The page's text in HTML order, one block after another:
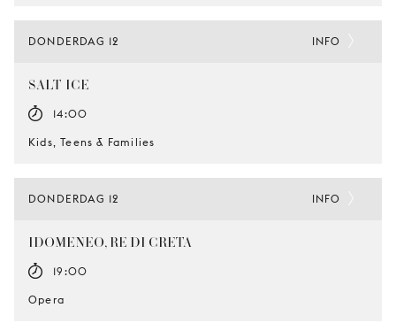
DONDERDAG 12
SALT-ICE
14:00
Kids, Teens & Families
INFO
DONDERDAG 12
IDOMENEO, RE DI CRETA
19:00
Opera
INFO